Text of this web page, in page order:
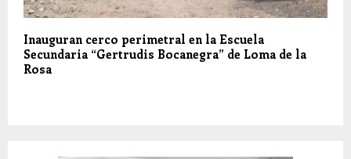
Inauguran cerco perimetral en la Escuela
Secundaria “Gertrudis Bocanegra” de Loma de la
Rosa